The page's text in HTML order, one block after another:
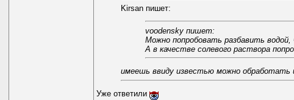
Kirsan пишет:
voodensky пишет:
Можно попробовать разбавить
А в качестве солевого раствора
имеешь ввиду известью можно обработать
Уже ответили